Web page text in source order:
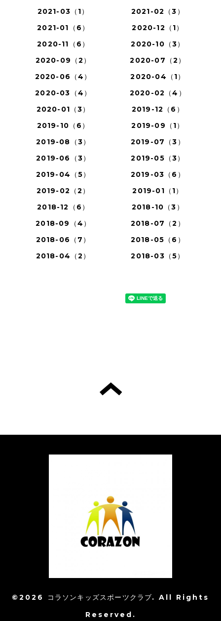
2021-03（1）
2021-02（3）
2021-01（6）
2020-12（1）
2020-11（6）
2020-10（3）
2020-09（2）
2020-07（2）
2020-06（4）
2020-04（1）
2020-03（4）
2020-02（4）
2020-01（3）
2019-12（6）
2019-10（6）
2019-09（1）
2019-08（3）
2019-07（3）
2019-06（3）
2019-05（3）
2019-04（5）
2019-03（6）
2019-02（2）
2019-01（1）
2018-12（6）
2018-10（3）
2018-09（4）
2018-07（2）
2018-06（7）
2018-05（6）
2018-04（2）
2018-03（5）
©2026 コラソンキッズスポーツクラブ. All Rights
Reserved.